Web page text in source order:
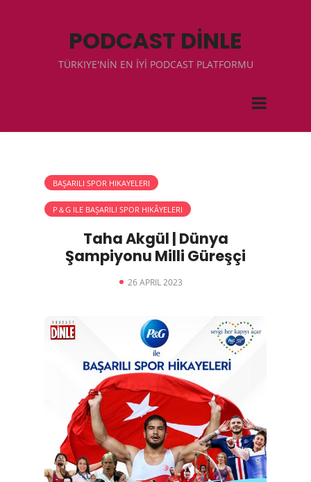
PODCAST DİNLE
TÜRKIYE'NİN EN İYİ PODCAST PLATFORMU
BAŞARILI SPOR HIKAYELERI
P＆G ILE BAŞARILI SPOR HIKÂYELERI
Taha Akgül | Dünya
Şampiyonu Milli Güreşçi
26 APRIL 2023